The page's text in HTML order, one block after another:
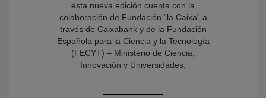
esta nueva edición cuenta con la
colaboración de Fundación ”la Caixa” a
través de Caixabank y de la Fundación
Española para la Ciencia y la Tecnología
(FECYT) – Ministerio de Ciencia,
Innovación y Universidades.